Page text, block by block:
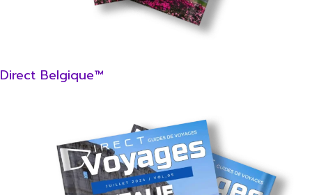
Direct Belgique™